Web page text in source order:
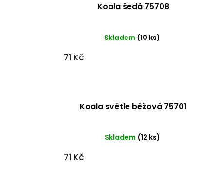
Koala šedá 75708
Skladem (10 ks)
71 Kč
Koala světle béžová 75701
Skladem (12 ks)
71 Kč